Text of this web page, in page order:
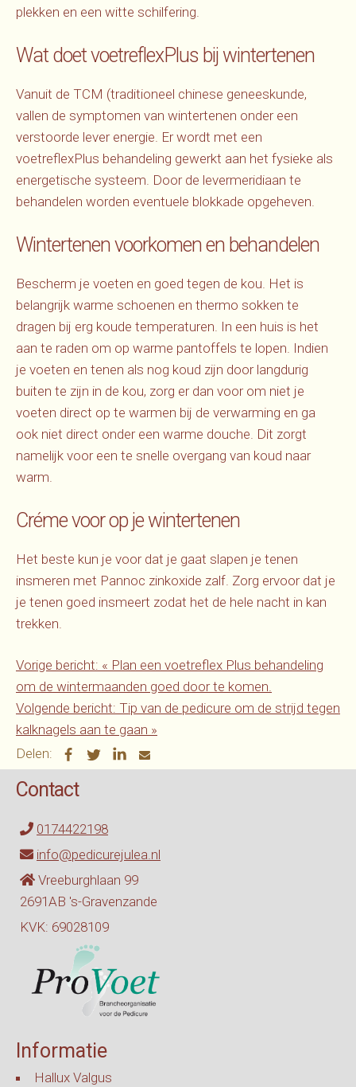
plekken en een witte schilfering.
Wat doet voetreflexPlus bij wintertenen
Vanuit de TCM (traditioneel chinese geneeskunde,
vallen de symptomen van wintertenen onder een
verstoorde lever energie. Er wordt met een
voetreflexPlus behandeling gewerkt aan het fysieke als
energetische systeem. Door de levermeridiaan te
behandelen worden eventuele blokkade opgeheven.
Wintertenen voorkomen en behandelen
Bescherm je voeten en goed tegen de kou. Het is
belangrijk warme schoenen en thermo sokken te
dragen bij erg koude temperaturen. In een huis is het
aan te raden om op warme pantoffels te lopen. Indien
je voeten en tenen als nog koud zijn door langdurig
buiten te zijn in de kou, zorg er dan voor om niet je
voeten direct op te warmen bij de verwarming en ga
ook niet direct onder een warme douche. Dit zorgt
namelijk voor een te snelle overgang van koud naar
warm.
Créme voor op je wintertenen
Het beste kun je voor dat je gaat slapen je tenen
insmeren met Pannoc zinkoxide zalf. Zorg ervoor dat je
je tenen goed insmeert zodat het de hele nacht in kan
trekken.
Vorige bericht: « Plan een voetreflex Plus behandeling
om de wintermaanden goed door te komen.
Volgende bericht: Tip van de pedicure om de strijd tegen
kalknagels aan te gaan »
Delen:
Contact
0174422198
info@pedicurejulea.nl
Vreeburghlaan 99
2691AB 's-Gravenzande
KVK: 69028109
Informatie
Hallux Valgus